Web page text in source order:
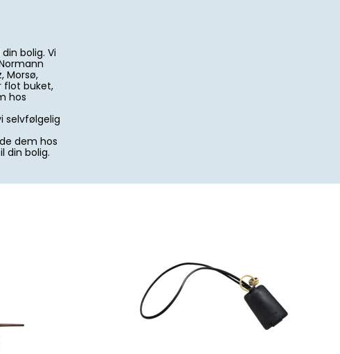
bolig. Vi
Morsø,
flot buket,
hos
selvfølgelig
dem hos
din bolig.